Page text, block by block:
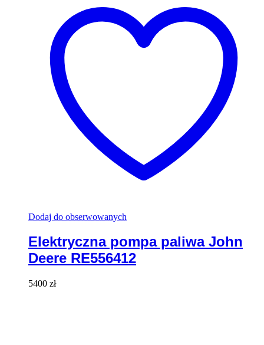
Dodaj do obserwowanych
Elektryczna pompa paliwa John
Deere RE556412
5400 zł